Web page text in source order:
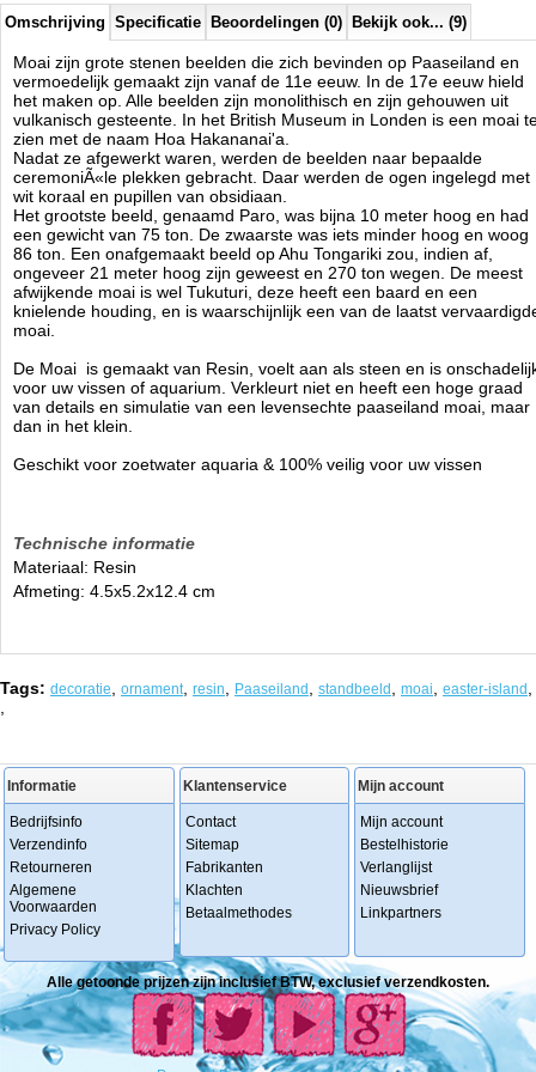
Omschrijving Specificatie Beoordelingen (0) Bekijk ook... (9)
Moai zijn grote stenen beelden die zich bevinden op Paaseiland en
vermoedelijk gemaakt zijn vanaf de 11e eeuw. In de 17e eeuw hield
het maken op. Alle beelden zijn monolithisch en zijn gehouwen uit
vulkanisch gesteente. In het British Museum in Londen is een moai
zien met de naam Hoa Hakananai'a.
Nadat ze afgewerkt waren, werden de beelden naar bepaalde
ceremoniÃ«le plekken gebracht. Daar werden de ogen ingelegd met
wit koraal en pupillen van obsidiaan.
Het grootste beeld, genaamd Paro, was bijna 10 meter hoog en had
een gewicht van 75 ton. De zwaarste was iets minder hoog en woog
86 ton. Een onafgemaakt beeld op Ahu Tongariki zou, indien af,
ongeveer 21 meter hoog zijn geweest en 270 ton wegen. De meest
afwijkende moai is wel Tukuturi, deze heeft een baard en een
knielende houding, en is waarschijnlijk een van de laatst
moai.
De Moai is gemaakt van Resin, voelt aan als steen en is
voor uw vissen of aquarium. Verkleurt niet en heeft een hoge graad
van details en simulatie van een levensechte paaseiland moai, maar
dan in het klein.
Geschikt voor zoetwater aquaria & 100% veilig voor uw vissen
Technische informatie
Materiaal: Resin
Afmeting: 4.5x5.2x12.4 cm
Tags: decoratie ornament resin Paaseiland standbeeld moai easter-island
Informatie
Bedrijfsinfo
Verzendinfo
Retourneren
Algemene
Voorwaarden
Privacy Policy
Klantenservice
Contact
Sitemap
Fabrikanten
Klachten
Betaalmethodes
Mijn account
Mijn account
Bestelhistorie
Verlanglijst
Nieuwsbrief
Linkpartners
Alle getoonde prijzen zijn inclusief BTW, exclusief verzendkosten.